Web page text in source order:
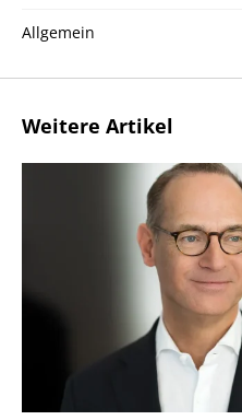
Allgemein
Weitere Artikel